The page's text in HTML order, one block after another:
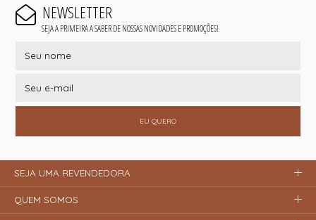
NEWSLETTER
SEJA A PRIMEIRA A SABER DE NOSSAS NOVIDADES E PROMOÇÕES!
EU QUERO
SEJA UMA REVENDEDORA
QUEM SOMOS